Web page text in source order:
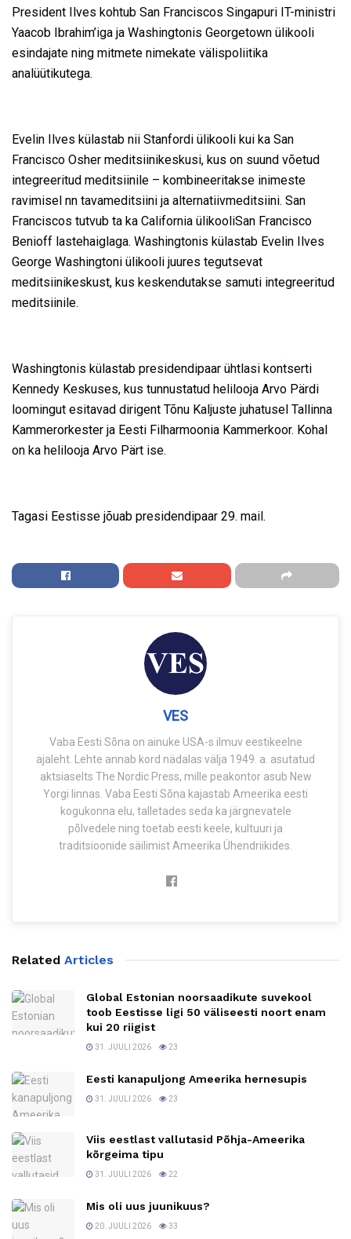
President Ilves kohtub San Franciscos Singapuri IT-ministri
Yaacob Ibrahim’iga ja Washingtonis Georgetown ülikooli
esindajate ning mitmete nimekate välispoliitika
analüütikutega.
Evelin Ilves külastab nii Stanfordi ülikooli kui ka San
Francisco Osher meditsiinikeskusi, kus on suund võetud
integreeritud meditsiinile – kombineeritakse inimeste
ravimisel nn tavameditsiini ja alternatiivmeditsiini. San
Franciscos tutvub ta ka California ülikooliSan Francisco
Benioff lastehaiglaga. Washingtonis külastab Evelin Ilves
George Washingtoni ülikooli juures tegutsevat
meditsiinikeskust, kus keskendutakse samuti integreeritud
meditsiinile.
Washingtonis külastab presidendipaar ühtlasi kontserti
Kennedy Keskuses, kus tunnustatud helilooja Arvo Pärdi
loomingut esitavad dirigent Tõnu Kaljuste juhatusel Tallinna
Kammerorkester ja Eesti Filharmoonia Kammerkoor. Kohal
on ka helilooja Arvo Pärt ise.
Tagasi Eestisse jõuab presidendipaar 29. mail.
VES
Vaba Eesti Sõna on ainuke USA-s ilmuv eestikeelne
ajaleht. Lehte annab kord nädalas välja 1949. a. asutatud
aktsiaselts The Nordic Press, mille peakontor asub New
Yorgi linnas. Vaba Eesti Sõna kajastab Ameerika eesti
kogukonna elu, talletades seda ka järgnevatele
põlvedele ning toetab eesti keele, kultuuri ja
traditsioonide säilimist Ameerika Ühendriikides.
Related Articles
Global Estonian noorsaadikute suvekool
toob Eestisse ligi 50 väliseesti noort enam
kui 20 riigist
31. JUULI 2026 23
Eesti kanapuljong Ameerika hernesupis
31. JUULI 2026 23
Viis eestlast vallutasid Põhja-Ameerika
kõrgeima tipu
31. JUULI 2026 22
Mis oli uus juunikuus?
20. JUULI 2026 33